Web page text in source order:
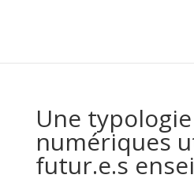
Une
numériques
futur.e.s